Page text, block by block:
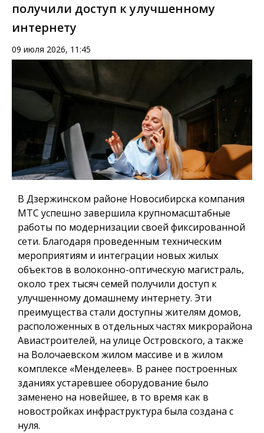
получили доступ к улучшенному
интернету
09 июля 2026, 11:45
В Дзержинском районе Новосибирска компания
МТС успешно завершила крупномасштабные
работы по модернизации своей фиксированной
сети. Благодаря проведенным техническим
мероприятиям и интеграции новых жилых
объектов в волоконно-оптическую магистраль,
около трех тысяч семей получили доступ к
улучшенному домашнему интернету. Эти
преимущества стали доступны жителям домов,
расположенных в отдельных частях микрорайона
Авиастроителей, на улице Островского, а также
на Волочаевском жилом массиве и в жилом
комплексе «Менделеев». В ранее построенных
зданиях устаревшее оборудование было
заменено на новейшее, в то время как в
новостройках инфраструктура была создана с
нуля.